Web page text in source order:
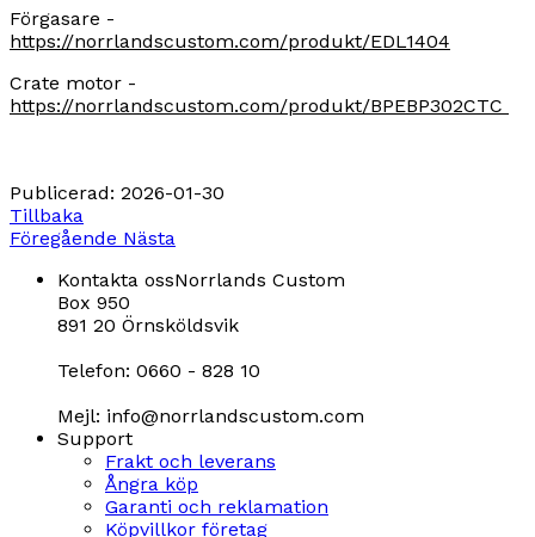
Förgasare -
https://norrlandscustom.com/produkt/EDL1404
Crate motor -
https://norrlandscustom.com/produkt/BPEBP302CTC
Publicerad: 2026-01-30
Tillbaka
Föregående Nästa
Kontakta ossNorrlands Custom
Box 950
891 20 Örnsköldsvik
Telefon: 0660 - 828 10
Mejl: info@norrlandscustom.com
Support
Frakt och leverans
Ångra köp
Garanti och reklamation
Köpvillkor företag